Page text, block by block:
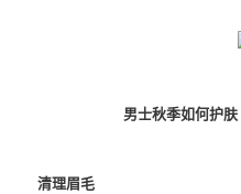
男士秋季如何护
清理眉毛